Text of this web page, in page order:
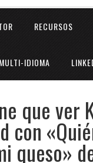
RECURSOS
MULTI-IDIOMA
que ver
con
queso»